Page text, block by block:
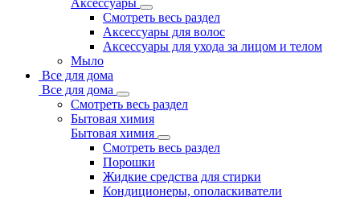
Аксессуары
Смотреть весь раздел
Аксессуары для волос
Аксессуары для ухода за лицом и телом
Мыло
Все для дома
Все для дома
Смотреть весь раздел
Бытовая химия
Бытовая химия
Смотреть весь раздел
Порошки
Жидкие средства для стирки
Кондиционеры, ополаскиватели